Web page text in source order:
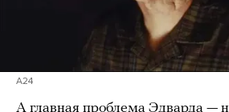
A24
А главная проблема Эдварда —